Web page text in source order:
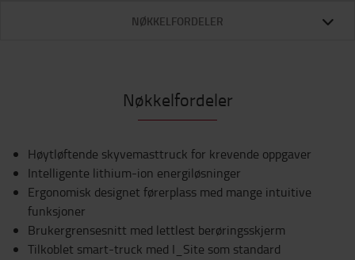
NØKKELFORDELER
Nøkkelfordeler
Høytløftende skyvemasttruck for krevende oppgaver
Intelligente lithium-ion energiløsninger
Ergonomisk designet førerplass med mange intuitive
funksjoner
Brukergrensesnitt med lettlest berøringsskjerm
Tilkoblet smart-truck med I_Site som standard